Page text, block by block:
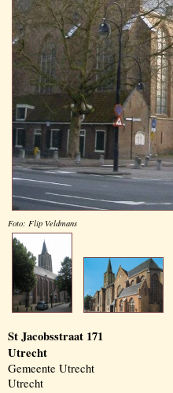
Foto: Flip Veldmans
St Jacobsstraat 171
Utrecht
Gemeente Utrecht
Utrecht